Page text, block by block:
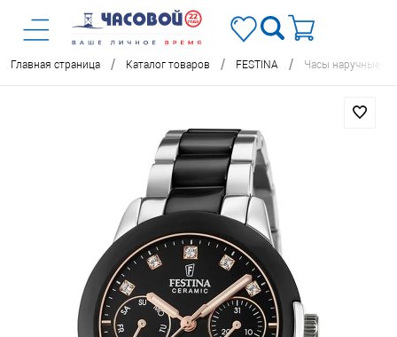
Главная страница / Каталог товаров / FESTINA / Часы наручные